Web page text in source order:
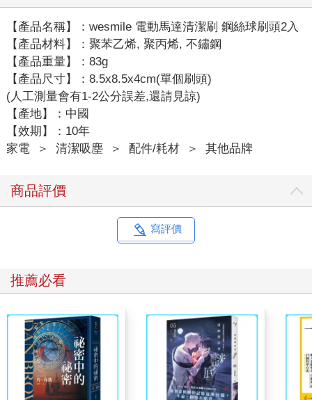
【產品名稱】：wesmile 電動馬達清潔刷 鋼絲球刷頭2入
【產品材料】：聚苯乙烯, 聚丙烯, 不鏽鋼
【產品重量】：83g
【產品尺寸】：8.5x8.5x4cm(單個刷頭)
(人工測量會有1-2公分誤差,還請見諒)
【產地】：中國
【效期】：10年
家電
＞ 清潔吸塵 ＞ 配件/耗材 ＞ 其他品牌
商品評價
寫評價
推薦必看